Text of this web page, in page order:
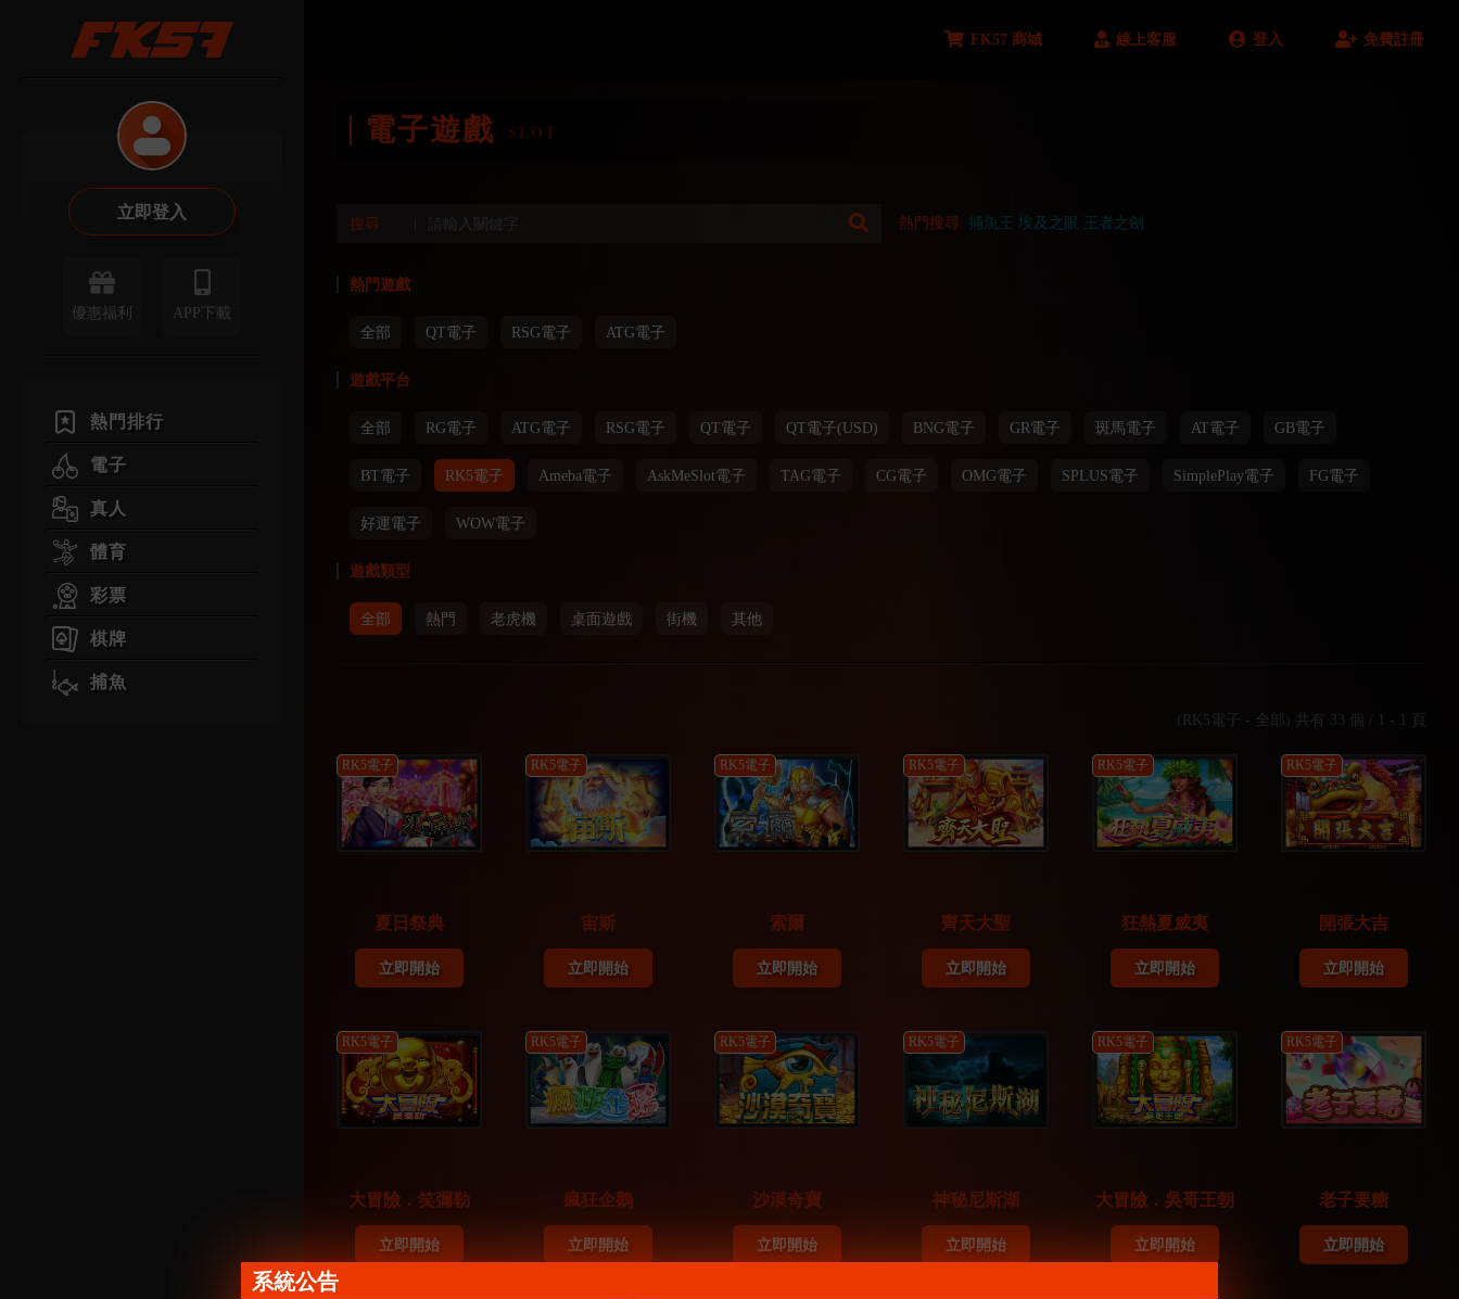
立即登入
優惠福利 APP下載
熱門排行
電子
真人
體育
彩票
棋牌
捕魚
FK57 商城 線上客服 登入 免費註冊
電子遊戲 SLOT
搜尋 熱門搜尋: 捕魚王 埃及之眼 王者之劍
熱門遊戲
全部 QT電子 RSG電子 ATG電子
遊戲平台
全部 RG電子 ATG電子 RSG電子 QT電子 QT電子(USD) BNG電子 GR電子 斑馬電子 AT電子 GB電子
BT電子 RK5電子 Ameba電子 AskMeSlot電子 TAG電子 CG電子 OMG電子 SPLUS電子 SimplePlay電子 FG電子
好運電子 WOW電子
遊戲類型
全部 熱門 老虎機 桌面遊戲 街機 其他
(RK5電子 - 全部) 共有 33 個 / 1 - 1 頁
RK5電子
夏日祭典
立即開始
RK5電子
宙斯
立即開始
RK5電子
索爾
立即開始
RK5電子
齊天大聖
立即開始
RK5電子
狂熱夏威夷
立即開始
RK5電子
開張大吉
立即開始
RK5電子
大冒險．笑彌勒
立即開始
RK5電子
瘋狂企鵝
立即開始
RK5電子
沙漠奇寶
立即開始
RK5電子
神秘尼斯湖
立即開始
RK5電子
大冒險．吳哥王朝
立即開始
RK5電子
老子要糖
立即開始
系統公告